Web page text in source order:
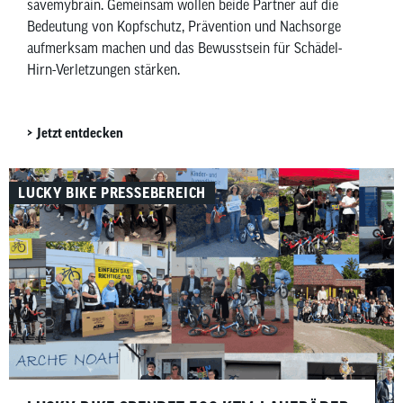
savemybrain. Gemeinsam wollen beide Partner auf die
Bedeutung von Kopfschutz, Prävention und Nachsorge
aufmerksam machen und das Bewusstsein für Schädel-
Hirn-Verletzungen stärken.
Jetzt entdecken
LUCKY BIKE PRESSEBEREICH